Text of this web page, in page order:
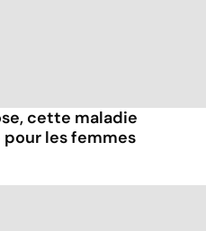
cette maladie
les femmes